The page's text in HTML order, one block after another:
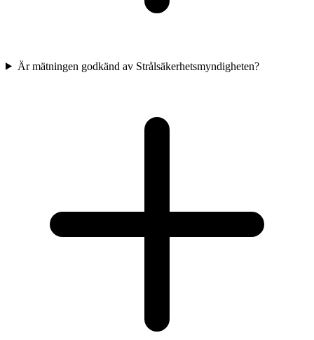
Är mätningen godkänd av Strålsäkerhetsmyndigheten?